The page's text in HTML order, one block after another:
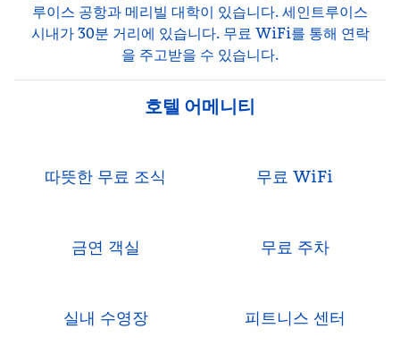
루이스 공항과 메리빌 대학이 있습니다. 세인트루이스
시내가 30분 거리에 있습니다. 무료 WiFi를 통해 연락
을 주고받을 수 있습니다.
호텔 어메니티
따뜻한 무료 조식 무료 WiFi
금연 객실 무료 주차
실내 수영장 피트니스 센터